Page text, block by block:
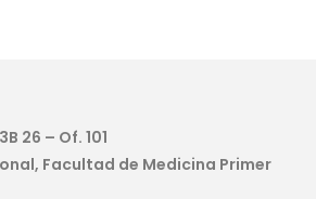
26 – Of. 101
Facultad de Medicina Primer